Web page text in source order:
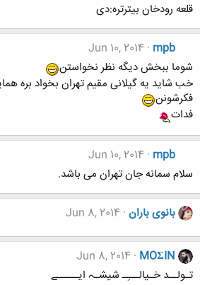
قلعه رودخان بیترتره:دی
mpb
Jun 10, 2014
شوما ببخش دیگه نظر نخواستن
خب شاید یه گیلانی مقیم تهران بخواد بره
فکرشونن
فدات
mpb
Jun 10, 2014
سلام سمانه جان تهران می باشد.
بانوی باران Jun 8, 2014
MOΣIN
Jun 8, 2014
تـولــد خـیالـــِـ شیشـہ ایـــــے